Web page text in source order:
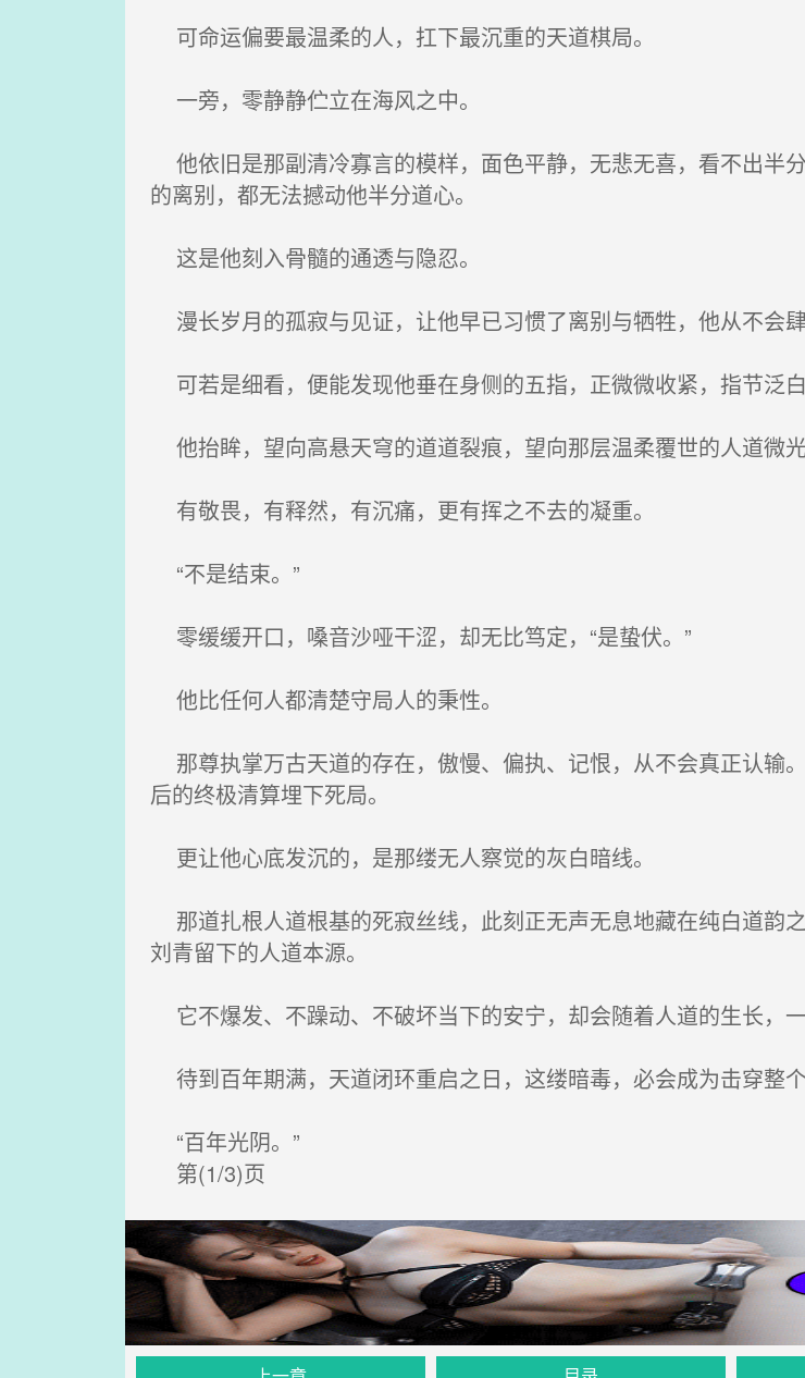
可命运偏要最温柔的人，扛下最沉重的天道棋局。
一旁，零静静伫立在海风之中。
他依旧是那副清冷寡言的模样，面色平静，无悲无喜，看不出半
的离别，都无法撼动他半分道心。
这是他刻入骨髓的通透与隐忍。
漫长岁月的孤寂与见证，让他早已习惯了离别与牺牲，他从不会
可若是细看，便能发现他垂在身侧的五指，正微微收紧，指节泛
他抬眸，望向高悬天穹的道道裂痕，望向那层温柔覆世的人道微
有敬畏，有释然，有沉痛，更有挥之不去的凝重。
“不是结束。”
零缓缓开口，嗓音沙哑干涩，却无比笃定，“是蛰伏。”
他比任何人都清楚守局人的秉性。
那尊执掌万古天道的存在，傲慢、偏执、记恨，从不会真正认输
后的终极清算埋下死局。
更让他心底发沉的，是那缕无人察觉的灰白暗线。
那道扎根人道根基的死寂丝线，此刻正无声无息地藏在纯白道韵
刘青留下的人道本源。
它不爆发、不躁动、不破坏当下的安宁，却会随着人道的生长，一
待到百年期满，天道闭环重启之日，这缕暗毒，必会成为击穿整个
“百年光阴。”
第(1/3)页